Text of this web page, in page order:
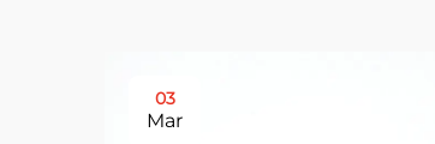
03
Mar